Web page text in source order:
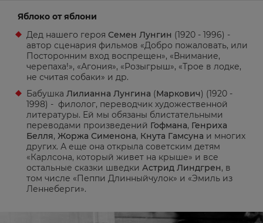
Яблоко от яблони
Дед нашего героя Семен Лунгин (1920 - 1996) -
автор сценария фильмов «Добро пожаловать, или
Посторонним вход воспрещен», «Внимание,
черепаха!», «Агония», «Розыгрыш», «Трое в лодке,
не считая собаки» и др.
Бабушка Лилианна Лунгина (Маркович) (1920 -
1998) - филолог, переводчик художественной
литературы. Ей мы обязаны блистательными
переводами произведений Гофмана, Генриха
Белля, Жоржа Сименона, Кнута Гамсуна и многих
других. А еще она открыла советским детям
«Карлсона, который живет на крыше» и все
остальные сказки шведки Астрид Линдгрен, в
том числе «Пеппи Длинныйчулок» и «Эмиль из
Леннеберги».